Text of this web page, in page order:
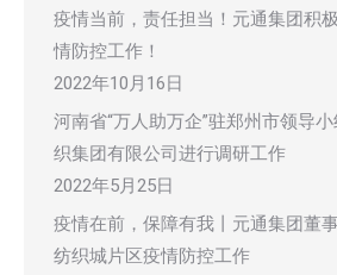
疫情当前，责任担当！元通集团积
情防控工作！
2022年10月16日
河南省“万人助万企”驻郑州市领导
织集团有限公司进行调研工作
2022年5月25日
疫情在前，保障有我丨元通集团董
纺织城片区疫情防控工作